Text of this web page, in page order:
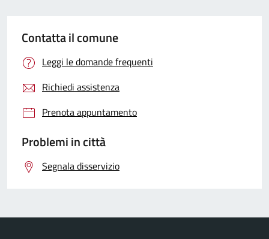
Contatta il comune
Leggi le domande frequenti
Richiedi assistenza
Prenota appuntamento
Problemi in città
Segnala disservizio